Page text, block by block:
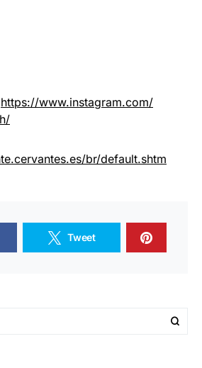
https://www.instagram.com/
cervantes.es/br/default.shtm
Tweet